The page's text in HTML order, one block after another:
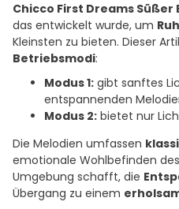
Chicco First Dreams Süßer
das entwickelt wurde, um
Kleinsten zu bieten. Dieser
Betriebsmodi:
Modus 1: gibt sanftes
entspannenden
Modus 2: bietet nur
Die Melodien umfassen
emotionale Wohlbefinden
Umgebung schafft, die
Übergang zu einem